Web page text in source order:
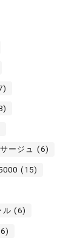
ージュ (6)
(15)
ル (6)